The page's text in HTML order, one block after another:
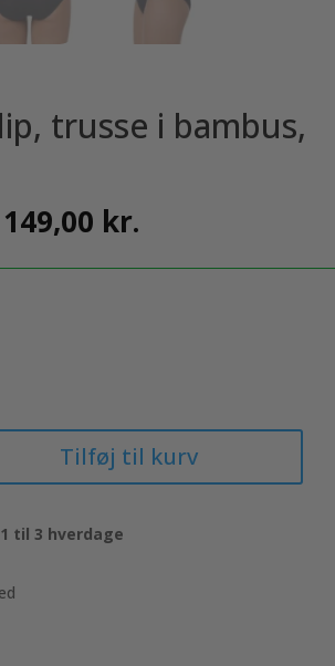
trusse i bambus,
Den
oprindelige
pris
149,00 kr.
pris
Tilføj til kurv
til 3 hverdage